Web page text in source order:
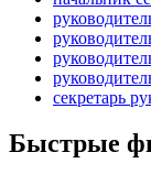
секретарь
Быстрые